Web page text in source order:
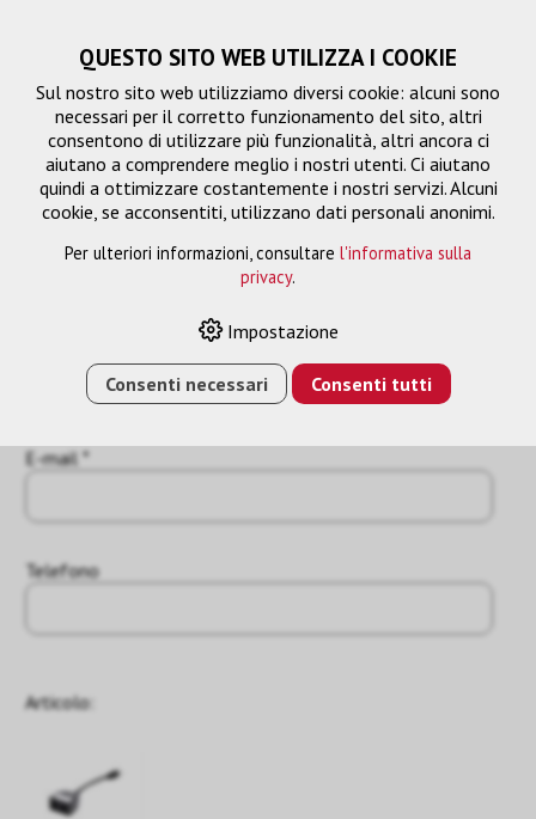
E-mail *
Telefono
Articolo:
QUESTO SITO WEB UTILIZZA I COOKIE
Sul nostro sito web utilizziamo diversi cookie: alcuni sono
necessari per il corretto funzionamento del sito, altri
consentono di utilizzare più funzionalità, altri ancora ci
aiutano a comprendere meglio i nostri utenti. Ci aiutano
quindi a ottimizzare costantemente i nostri servizi. Alcuni
cookie, se acconsentiti, utilizzano dati personali anonimi.
Per ulteriori informazioni, consultare l'informativa sulla
privacy.
Impostazione
Consenti necessari Consenti tutti